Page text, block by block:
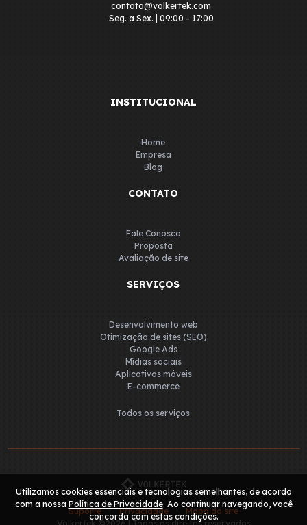
contato@volkertek.com
Seg. a Sex. | 09:00 - 17:00
INSTITUCIONAL
Home
Empresa
Blog
CONTATO
Fale Conosco
Proposta
Avaliação de site
SERVIÇOS
Desenvolvimento web
Otimização de sites (SEO)
Google Ads
Mídias sociais
Aplicativos móveis
E-commerce
Todos os serviços
Suporte Privacidade
Mapa do site
Utilizamos cookies essenciais e tecnologias semelhantes, de acordo
com a nossa Política de Privacidade. Ao continuar navegando, você
concorda com estas condições.